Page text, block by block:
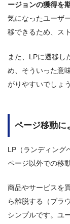
ージョンの獲得を
気になったユーザ
移できるため、ス
また、LPに遷移し
め、そういった意
がりやすいでしょう
ページ移動に
LP（ランディング
ページ以外での移
商品やサービスを
ら離脱する（ブラ
シンプルです。ユ